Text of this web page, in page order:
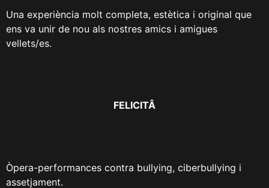
Una experiència molt completa, estètica i original que
ens va unir de nou als nostres amics i amigues
vellets/es.
FELICITÂ
Òpera-performances contra bullying, ciberbullying i
assetjament.